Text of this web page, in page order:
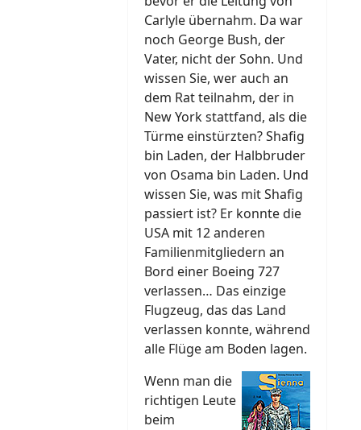
Carlyle übernahm. Da war
noch George Bush, der
Vater, nicht der Sohn. Und
wissen Sie, wer auch an
dem Rat teilnahm, der in
New York stattfand, als die
Türme einstürzten? Shafig
bin Laden, der Halbbruder
von Osama bin Laden. Und
wissen Sie, was mit Shafig
passiert ist? Er konnte die
USA mit 12 anderen
Familienmitgliedern an
Bord einer Boeing 727
verlassen… Das einzige
Flugzeug, das das Land
verlassen konnte, während
alle Flüge am Boden lagen.
Wenn man die
richtigen Leute
beim